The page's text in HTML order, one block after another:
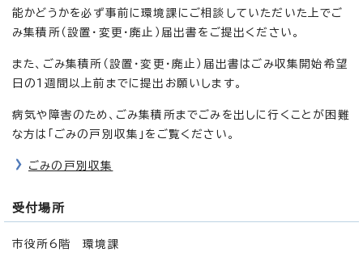
能かどうかを必ず事前に環境課にご相談していただいた上でご
み集積所（設置・変更・廃止）届出書をご提出ください。
また、ごみ集積所（設置・変更・廃止）届出書はごみ収集開始希望
日の1週間以上前までに提出お願いします。
病気や障害のため、ごみ集積所までごみを出しに行くことが困難
な方は「ごみの戸別収集」をご覧ください。
ごみの戸別収集
受付場所
市役所6階 環境課